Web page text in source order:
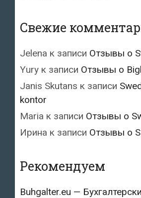
Свежие
Jelena к записи Отзывы о
Yury к записи Отзывы о
Janis Skutans к записи
kontor
Maria к записи Отзывы о
Ирина к записи Отзывы о
Рекомендуем
Buhgalter.eu —